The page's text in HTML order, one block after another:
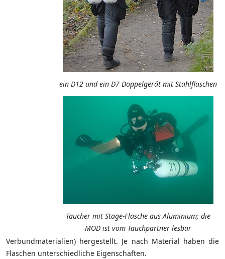
ein D12 und ein D7 Doppelgerät mit Stahlflaschen
Taucher mit Stage-Flasche aus Aluminium; die
MOD ist vom Tauchpartner lesbar
Verbundmaterialien) hergestellt. Je nach Material haben die
Flaschen unterschiedliche Eigenschaften.